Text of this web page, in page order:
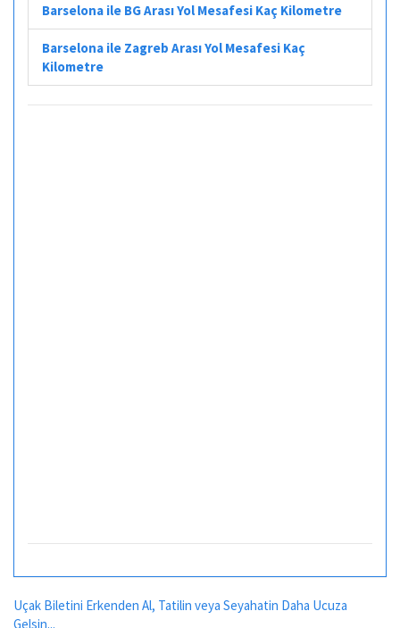
Barselona ile BG Arası Yol Mesafesi Kaç Kilometre
Barselona ile Zagreb Arası Yol Mesafesi Kaç
Kilometre
Uçak Biletini Erkenden Al, Tatilin veya Seyahatin Daha Ucuza
Gelsin...